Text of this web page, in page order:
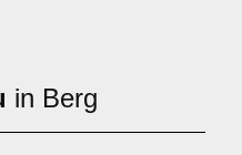
in Berg